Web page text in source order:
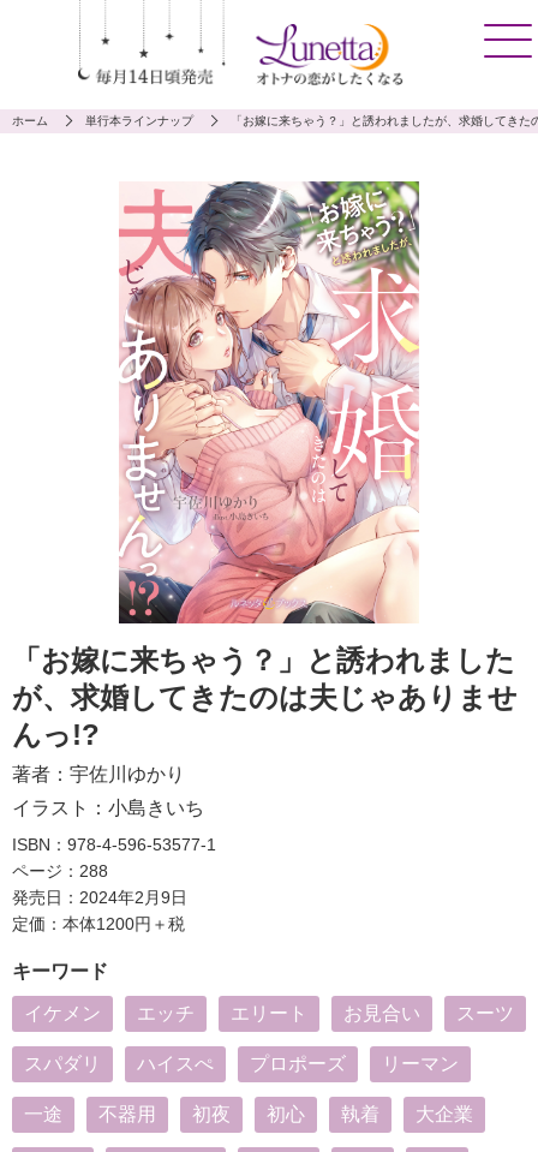
ホーム 単行本ラインナップ 「お嫁に来ちゃう？」と誘われましたが、求婚してき
「お嫁に来ちゃう？」と誘われました
が、求婚してきたのは夫じゃありませ
んっ!?
著者： 宇佐川ゆかり
イラスト： 小島きいち
ISBN：978-4-596-53577-1
ページ：288
発売日：2024年2月9日
定価：本体1200円＋税
キーワード
イケメン エッチ エリート お見合い スーツ
スパダリ ハイスぺ プロポーズ リーマン
一途 不器用 初夜 初心 執着 大企業